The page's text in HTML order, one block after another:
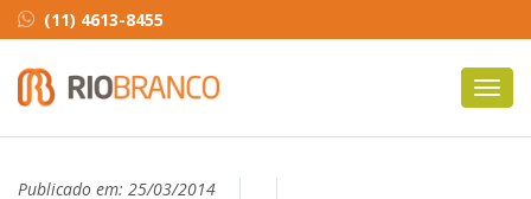
(11) 4613-8455
Publicado em: 25/03/2014